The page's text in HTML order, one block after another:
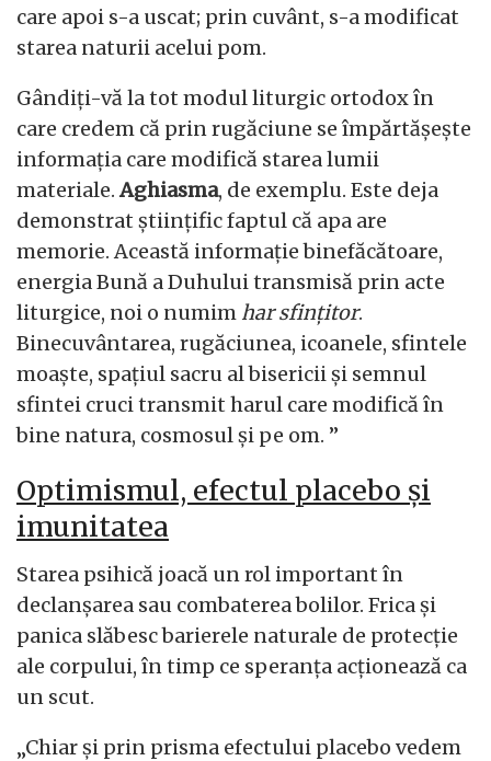
care apoi s-a uscat; prin cuvânt, s-a modificat
starea naturii acelui pom.
Gândiți-vă la tot modul liturgic ortodox în
care credem că prin rugăciune se împărtășește
informația care modifică starea lumii
materiale. Aghiasma, de exemplu. Este deja
demonstrat științific faptul că apa are
memorie. Această informație binefăcătoare,
energia Bună a Duhului transmisă prin acte
liturgice, noi o numim har sfințitor.
Binecuvântarea, rugăciunea, icoanele, sfintele
moaște, spațiul sacru al bisericii și semnul
sfintei cruci transmit harul care modifică în
bine natura, cosmosul și pe om. ”
Optimismul, efectul placebo și
imunitatea
Starea psihică joacă un rol important în
declanșarea sau combaterea bolilor. Frica și
panica slăbesc barierele naturale de protecție
ale corpului, în timp ce speranța acționează ca
un scut.
„Chiar și prin prisma efectului placebo vedem